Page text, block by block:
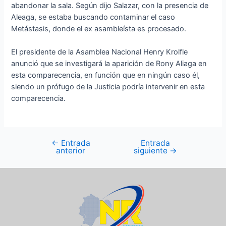
abandonar la sala. Según dijo Salazar, con la presencia de
Aleaga, se estaba buscando contaminar el caso
Metástasis, donde el ex asambleísta es procesado.
El presidente de la Asamblea Nacional Henry Krolfle
anunció que se investigará la aparición de Rony Aliaga en
esta comparecencia, en función que en ningún caso él,
siendo un prófugo de la Justicia podría intervenir en esta
comparecencia.
← Entrada
anterior
Entrada
siguiente →